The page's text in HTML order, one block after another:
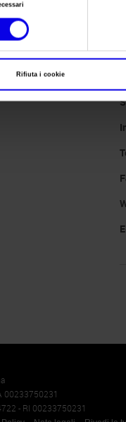
Rifiuta i cookie
00233750231
- RI 00233750231